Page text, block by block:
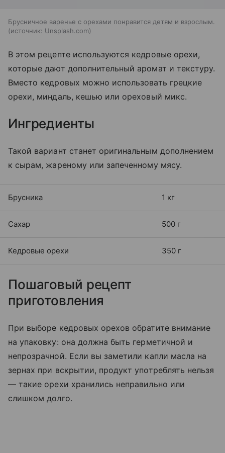
Брусничное варенье с орехами понравится детям и взрослым.
источник: Unsplash.com
В этом рецепте используются кедровые орехи,
которые дают дополнительный аромат и текстуру.
Вместо кедровых можно использовать грецкие
орехи, миндаль, кешью или ореховый микс.
Ингредиенты
Такой вариант станет оригинальным дополнением
к сырам, жареному или запеченному мясу.
Брусника 1 кг
Сахар 500 г
Кедровые орехи 350 г
Пошаговый рецепт
приготовления
При выборе кедровых орехов обратите внимание
на упаковку: она должна быть герметичной и
непрозрачной. Если вы заметили капли масла на
зернах при вскрытии, продукт употреблять нельзя
— такие орехи хранились неправильно или
слишком долго.